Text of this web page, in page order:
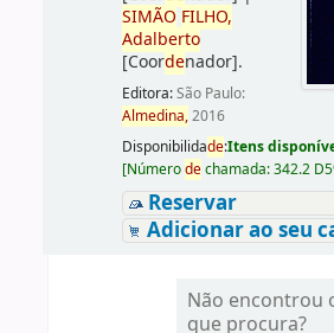
SIMÃO FILHO,
Adalberto
[Coordenador].
Editora:São Paulo:
Almedina,2016
Disponibilidade:Itens
[Númerodechamada:342.2
Reservar
Adicionar ao seu
Não encontrou
que procura?